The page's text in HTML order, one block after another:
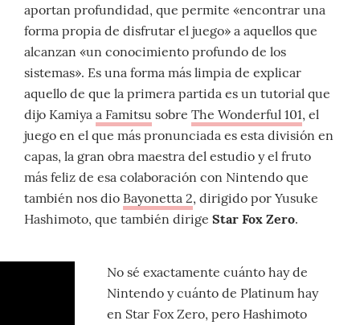
aportan profundidad, que permite «encontrar una
forma propia de disfrutar el juego» a aquellos que
alcanzan «un conocimiento profundo de los
sistemas». Es una forma más limpia de explicar
aquello de que la primera partida es un tutorial que
dijo Kamiya a Famitsu sobre The Wonderful 101, el
juego en el que más pronunciada es esta división en
capas, la gran obra maestra del estudio y el fruto
más feliz de esa colaboración con Nintendo que
también nos dio Bayonetta 2, dirigido por Yusuke
Hashimoto, que también dirige Star Fox Zero.
No sé exactamente cuánto hay de
Nintendo y cuánto de Platinum hay
en Star Fox Zero, pero Hashimoto